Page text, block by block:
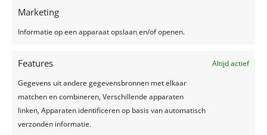
Marketing
Informatie op een apparaat opslaan en/of openen.
Features
Altijd actief
Gegevens uit andere gegevensbronnen met elkaar
matchen en combineren, Verschillende apparaten
linken, Apparaten identificeren op basis van automatisch
verzonden informatie.
Recente berichten
Een feest plannen, wat geef je uit?
Trouwjurken trends 2024
Zelfgemaakte limonade, hét recept voor een
verkoelend drankje!